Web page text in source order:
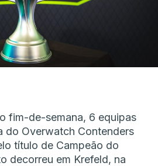
fim-de-semana, 6 equipas
do Overwatch Contenders
título de Campeão do
decorreu em Krefeld, na